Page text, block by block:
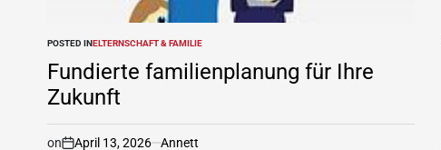
POSTED INELTERNSCHAFT & FAMILIE
Fundierte familienplanung für Ihre
Zukunft
on April 13, 2026 Annett